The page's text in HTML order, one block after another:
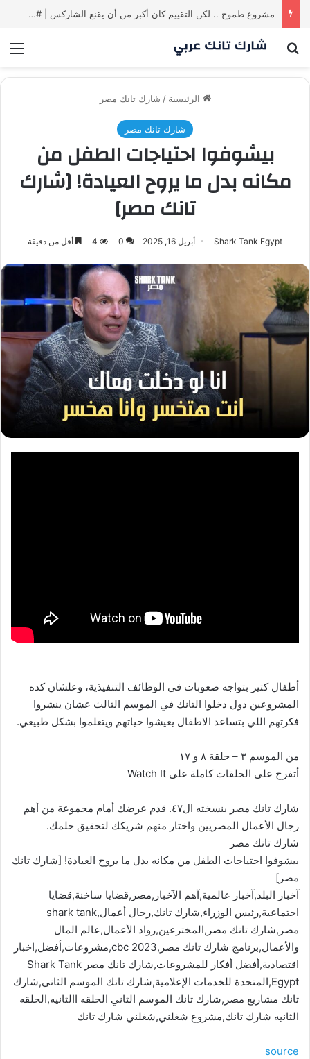
مشروع طموح .. لكن التقييم كان أكبر من أن يقنع الشاركس | #شارك تانك لعراق
بحث عن
الرئيسية / شارك تانك مصر
شارك تانك مصر
بيشوفوا احتياجات الطفل من
مكانه بدل ما يروح العيادة! [شارك
تانك مصر]
Shark Tank Egypt أبريل 16, 2025 0
4 أقل من دقيقة
أطفال كتير بتواجه صعوبات في الوظائف التنفيذية، وعلشان كده
المشروعين دول دخلوا التانك في الموسم الثالث عشان ينشروا
فكرتهم اللي بتساعد الاطفال يعيشوا حياتهم ويتعلموا بشكل طبيعي.
من الموسم ٣ – حلقة ٨ و ١٧
أتفرج على الحلقات كاملة على Watch It
شارك تانك مصر بنسخته ال٤٧. قدم عرضك أمام مجموعة من أهم
رجال الأعمال المصريين واختار منهم شريكك لتحقيق حلمك.
شارك تانك مصر
بيشوفوا احتياجات الطفل من مكانه بدل ما يروح العيادة! [شارك تانك
مصر]
آخبار البلد,آخبار عالمية,آهم الآخبار,مصر,قضايا ساخنة,قضايا
اجتماعية,رئيس الوزراء,شارك تانك,رجال أعمال,shark tank
مصر,شارك تانك مصر,المخترعين,رواد الأعمال,عالم المال
والأعمال,برنامج شارك تانك مصر,cbc 2023,مشروعات,أفضل,اخبار
اقتصادية,أفضل أفكار للمشروعات,شارك تانك مصر Shark Tank
Egypt,المتحدة للخدمات الإعلامية,شارك تانك الموسم الثاني,شارك
تانك مشاريع مصر,شارك تانك الموسم الثاني الحلقه االثانيه,الحلقه
الثانيه شارك تانك,مشروع شغلني,شغلني شارك تانك
source